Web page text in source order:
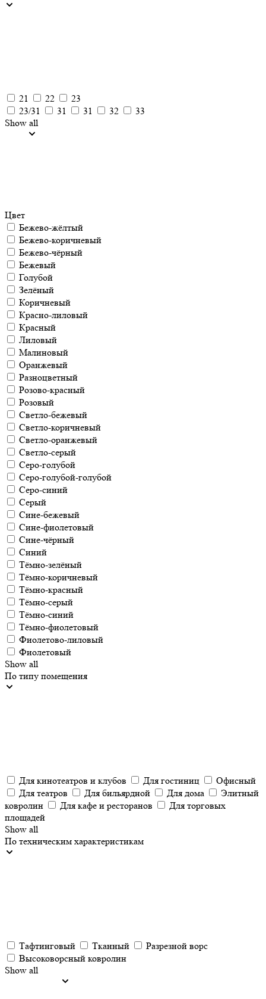
21 22
23
23/31
31 31 32
33
Show all
Цвет
Бежево-жёлтый
Бежево-коричневый
Бежево-чёрный
Бежевый
Голубой
Зелёный
Коричневый
Красно-лиловый
Красный
Лиловый
Малиновый
Оранжевый
Разноцветный
Розово-красный
Розовый
Светло-бежевый
Светло-коричневый
Светло-оранжевый
Светло-серый
Серо-голубой
Серо-голубой-голубой
Серо-синий
Серый
Сине-бежевый
Сине-фиолетовый
Сине-чёрный
Синий
Тёмно-зелёный
Тёмно-коричневый
Тёмно-красный
Тёмно-серый
Тёмно-синий
Тёмно-фиолетовый
Фиолетово-лиловый
Фиолетовый
Show all
По типу помещения
Для кинотеатров и клубов Для гостиниц
Офисный
Для театров
Для бильярдной Для дома
Элитный
ковролин
Для кафе и ресторанов
Для торговых
площадей
Show all
По техническим характеристикам
Тафтинговый Тканный
Разрезной ворс
Высоковорсный ковролин
Show all